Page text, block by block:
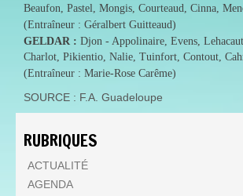
Beaufon, Pastel, Mongis, Courteaud, Cinna,
(Entraîneur : Géralbert Guitteaud)
GELDAR : Djon - Appolinaire, Evens,
Charlot, Pikientio, Nalie, Tuinfort, Contout,
(Entraîneur : Marie-Rose Carême)
SOURCE : F.A. Guadeloupe
RUBRIQUES
ACTUALITÉ
AGENDA